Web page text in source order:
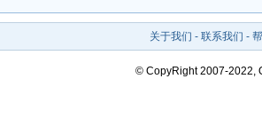
关于我们 - 联系我们 -
© CopyRight 2007-2022,